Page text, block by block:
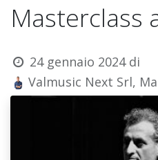
Masterclass
24 gennaio 2024 di
Valmusic Next Srl,